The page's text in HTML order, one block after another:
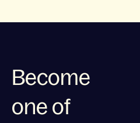
Become
one of